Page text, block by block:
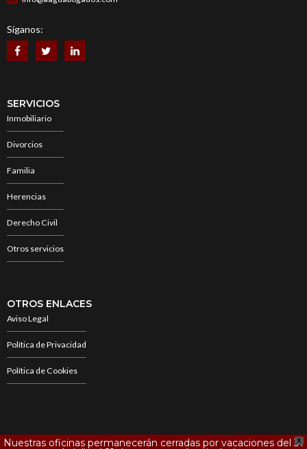
Síganos:
SERVICIOS
Inmobiliario
Divorcios
Familia
Herencias
Derecho Civil
Otros servicios
OTROS ENLACES
Aviso Legal
Política de Privacidad
Política de Cookies
X
Nuestras oficinas permanecerán cerradas por vacaciones del 31